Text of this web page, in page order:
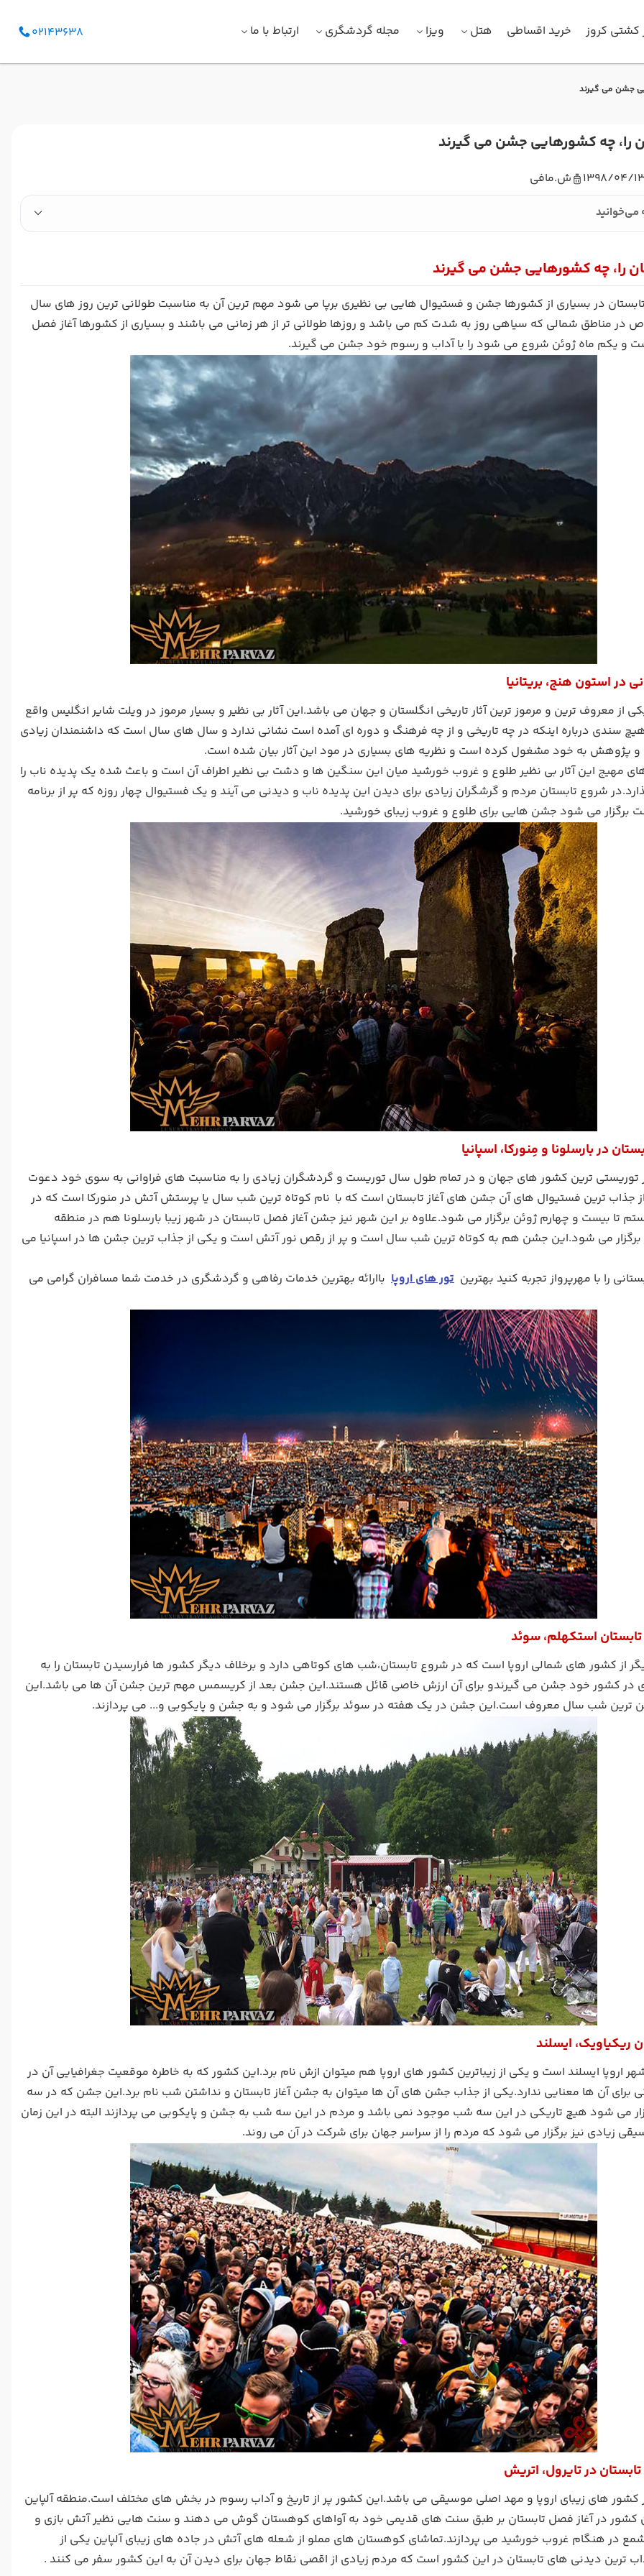
کشتی کروز خرید اقساطی هتل ویزا مجله گردشگری ارتباط با ما 02143638
جشن می گیرند
را، چه کشورهایی جشن می گیرند
1398/04/ ش.مافی
می‌خوانید
را، چه کشورهایی جشن می گیرند
تابستان در بسیاری از کشورها جشن و فستیوال هایی بی نظیری برپا می شود مهم ترین آن به مناسبت طولانی ترین روز های سال
مناطق شمالی که سیاهی روز به شدت کم می باشد و روزها طولانی تر از هر زمانی می باشند و بسیاری از کشورها آغاز فصل
و یکم ماه ژوئن شروع می شود را با آداب و رسوم خود جشن می گیرند.
در استون هنج، بریتانیا
از معروف ترین و مرموز ترین آثار تاریخی انگلستان و جهان می باشد.این آثار بی نظیر و بسیار مرموز در ویلت شایر انگلیس واقع
سندی درباره اینکه در چه تاریخی و از چه فرهنگ و دوره ای آمده است نشانی ندارد و سال های سال است که داشنمندان زیادی
و پژوهش به خود مشغول کرده است و نظریه های بسیاری در مود این آثار بیان شده است.
مهیج این آثار بی نظیر طلوع و غروب خورشید میان این سنگین ها و دشت بی نظیر اطراف آن است و باعث شده یک پدیده ناب را
شروع تابستان مردم و گرشگران زیادی برای دیدن این پدیده ناب و دیدنی می آیند و یک فستیوال چهار روزه که پر از برنامه
برگزار می شود جشن هایی برای طلوع و غروب زیبای خورشید.
در بارسلونا و مِنورکا، اسپانیا
توریستی ترین کشور های جهان و در تمام طول سال توریست و گردشگران زیادی را به مناسبت های فراوانی به سوی خود دعوت
جذاب ترین فستیوال های آن جشن های آغاز تابستان است که با نام کوتاه ترین شب سال یا پرستش آتش در منورکا است که در
تا بیست و چهارم ژوئن برگزار می شود.علاوه بر این شهر نیز جشن آغاز فصل تابستان در شهر زیبا بارسلونا هم در منطقه
برگزار می شود.این جشن هم به کوتاه ترین شب سال است و پر از رقص نور آتش است و یکی از جذاب ترین جشن ها در اسپانیا می
را با مهرپرواز تجربه کنید بهترین تور های اروپا باارائه بهترین خدمات رفاهی و گردشگری در خدمت شما مسافران گرامی می
استکهلم، سوئد
از کشور های شمالی اروپا است که در شروع تابستان،شب های کوتاهی دارد و برخلاف دیگر کشور ها فرارسیدن تابستان را به
در کشور خود جشن می گیرندو برای آن ارزش خاصی قائل هستند.این جشن بعد از کریسمس مهم ترین جشن آن ها می باشد.این
ترین شب سال معروف است.این جشن در یک هفته در سوئد برگزار می شود و به جشن و پایکوبی و... می پردازند.
ریکیاویک، ایسلند
اروپا ایسلند است و یکی از زیباترین کشور های اروپا هم میتوان ازش نام برد.این کشور که به خاطره موقعیت جغرافیایی آن در
برای آن ها معنایی ندارد.یکی از جذاب جشن های آن ها میتوان به جشن آغاز تابستان و نداشتن شب نام برد.این جشن که در سه
می شود هیچ تاریکی در این سه شب موجود نمی باشد و مردم در این سه شب به جشن و پایکوبی می پردازند البته در این زمان
زیادی نیز برگزار می شود که مردم را از سراسر جهان برای شرکت در آن می روند.
در تایرول، اتریش
کشور های زیبای اروپا و مهد اصلی موسیقی می باشد.این کشور پر از تاریخ و آداب رسوم در بخش های مختلف است.منطقه آلپاین
کشور در آغاز فصل تابستان بر طبق سنت های قدیمی خود به آواهای کوهستان گوش می دهند و سنت هایی نظیر آتش بازی و
در هنگام غروب خورشید می پردازند.تماشای کوهستان های مملو از شعله های آتش در جاده های زیبای آلپاین یکی از
ترین دیدنی های تابستان در این کشور است که مردم زیادی از اقصی نقاط جهان برای دیدن آن به این کشور سفر می کنند .